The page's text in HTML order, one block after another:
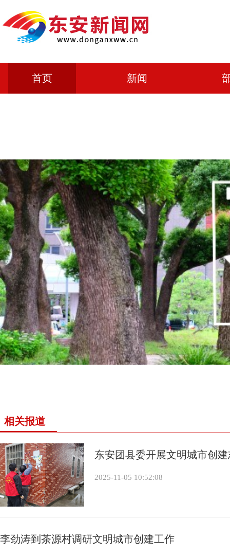
首页 新闻
相关报道
东安团县委开展文明城市创
2025-11-05 10:52:08
李劲涛到茶源村调研文明城市创建工作